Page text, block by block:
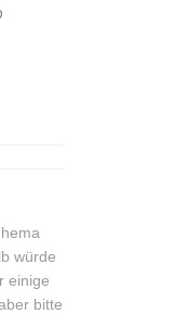
würde
einige
bitte